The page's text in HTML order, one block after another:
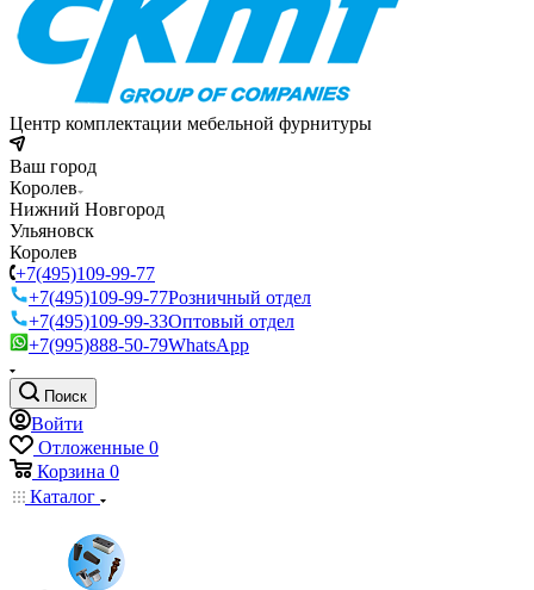
Центр комплектации мебельной фурнитуры
Ваш город
Королев
Нижний Новгород
Ульяновск
Королев
+7(495)109-99-77
+7(495)109-99-77Розничный отдел
+7(495)109-99-33Оптовый отдел
+7(995)888-50-79WhatsApp
Поиск
Войти
Отложенные 0
Корзина 0
Каталог